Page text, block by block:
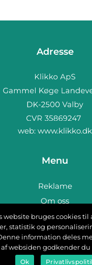
Adresse
web: www.klikko.dk
Menu
Reklame
Om oss
Cookies
Kontakt Oss
Sitemap
website bruges cookies
statistik og
information deles
websiden godkender
Ok